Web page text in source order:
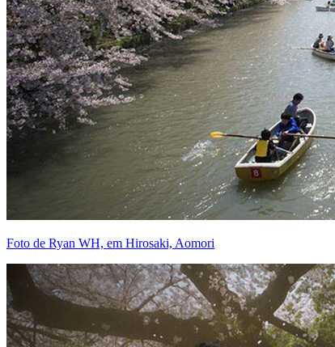
Foto de Ryan WH, em Hirosaki, Aomori